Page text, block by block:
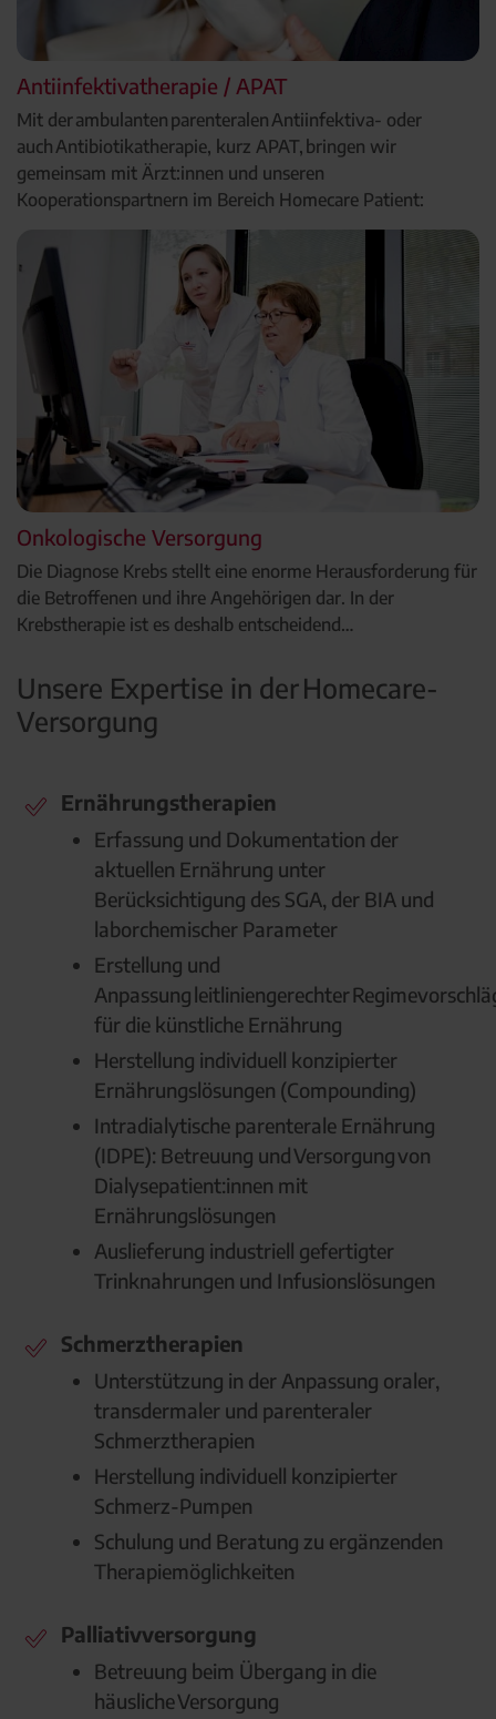
Antiinfektivatherapie / APAT
Mit der ambulanten parenteralen Antiinfektiva- oder
auch Antibiotikatherapie, kurz APAT, bringen wir
gemeinsam mit Ärzt:innen und unseren
Kooperationspartnern im Bereich Homecare Patient:
Onkologische Versorgung
Die Diagnose Krebs stellt eine enorme Herausforderung für
die Betroffenen und ihre Angehörigen dar. In der
Krebstherapie ist es deshalb entscheidend…
Unsere Expertise in der Homecare-
Versorgung
Ernährungstherapien
Erfassung und Dokumentation der
aktuellen Ernährung unter
Berücksichtigung des SGA, der BIA und
laborchemischer Parameter
Erstellung und
Anpassung leitliniengerechter
für die künstliche Ernährung
Herstellung individuell konzipierter
Ernährungslösungen (Compounding)
Intradialytische parenterale Ernährung
(IDPE): Betreuung und Versorgung von
Dialysepatient:innen mit
Ernährungslösungen
Auslieferung industriell gefertigter
Trinknahrungen und Infusionslösungen
Schmerztherapien
Unterstützung in der Anpassung oraler,
transdermaler und parenteraler
Schmerztherapien
Herstellung individuell konzipierter
Schmerz-Pumpen
Schulung und Beratung zu ergänzenden
Therapiemöglichkeiten
Palliativversorgung
Betreuung beim Übergang in die
häusliche Versorgung